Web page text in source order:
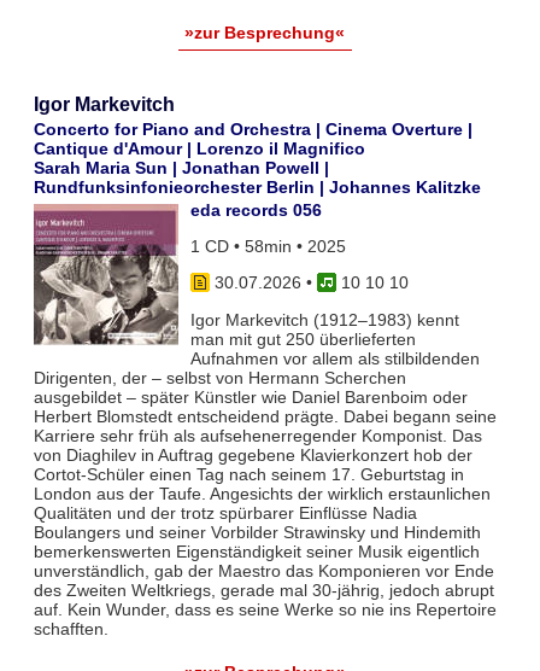
»zur Besprechung«
Igor Markevitch
Concerto for Piano and Orchestra | Cinema Overture |
Cantique d'Amour | Lorenzo il Magnifico
Sarah Maria Sun | Jonathan Powell |
Rundfunksinfonieorchester Berlin | Johannes Kalitzke
eda records 056
1 CD • 58min • 2025
30.07.2026 •
10 10 10
Igor Markevitch (1912–1983) kennt
man mit gut 250 überlieferten
Aufnahmen vor allem als stilbildenden
Dirigenten, der – selbst von Hermann Scherchen
ausgebildet – später Künstler wie Daniel Barenboim oder
Herbert Blomstedt entscheidend prägte. Dabei begann seine
Karriere sehr früh als aufsehenerregender Komponist. Das
von Diaghilev in Auftrag gegebene Klavierkonzert hob der
Cortot-Schüler einen Tag nach seinem 17. Geburtstag in
London aus der Taufe. Angesichts der wirklich erstaunlichen
Qualitäten und der trotz spürbarer Einflüsse Nadia
Boulangers und seiner Vorbilder Strawinsky und Hindemith
bemerkenswerten Eigenständigkeit seiner Musik eigentlich
unverständlich, gab der Maestro das Komponieren vor Ende
des Zweiten Weltkriegs, gerade mal 30-jährig, jedoch abrupt
auf. Kein Wunder, dass es seine Werke so nie ins Repertoire
schafften.